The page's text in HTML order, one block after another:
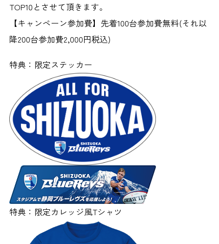
TOP10とさせて頂きます。
【キャンペーン参加費】 先着100台参加費無料(それ以
降200台参加費2,000円税込)
特典：限定ステッカー
特典：限定カレッジ風Tシャツ